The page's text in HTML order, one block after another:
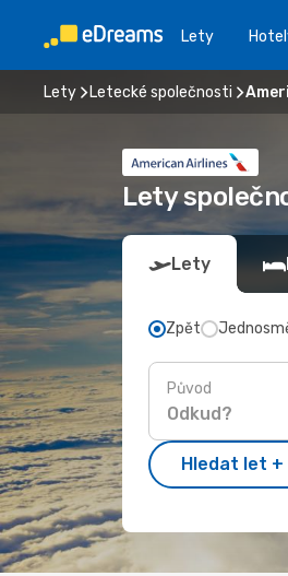
Lety
Lety Letecké společnosti
Lety
Lety
Zpět
Původ
Hledat let